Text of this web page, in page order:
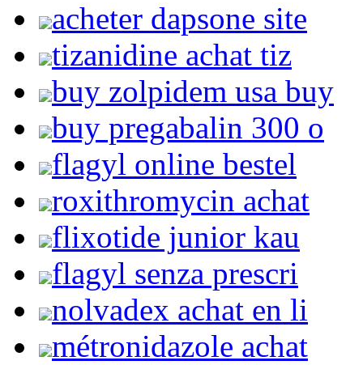
acheter dapsone site
tizanidine achat tiz
buy zolpidem usa buy
buy pregabalin 300 o
flagyl online bestel
roxithromycin achat
flixotide junior kau
flagyl senza prescri
nolvadex achat en li
métronidazole achat